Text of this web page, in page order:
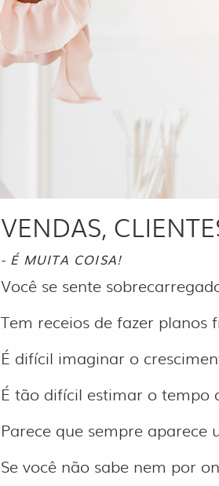
VENDAS,
- É MUITA COISA!
Você se sente
Tem receios de fazer
É difícil imaginar o
É tão difícil estimar o tempo
Parece que sempre
Se você não sabe nem por